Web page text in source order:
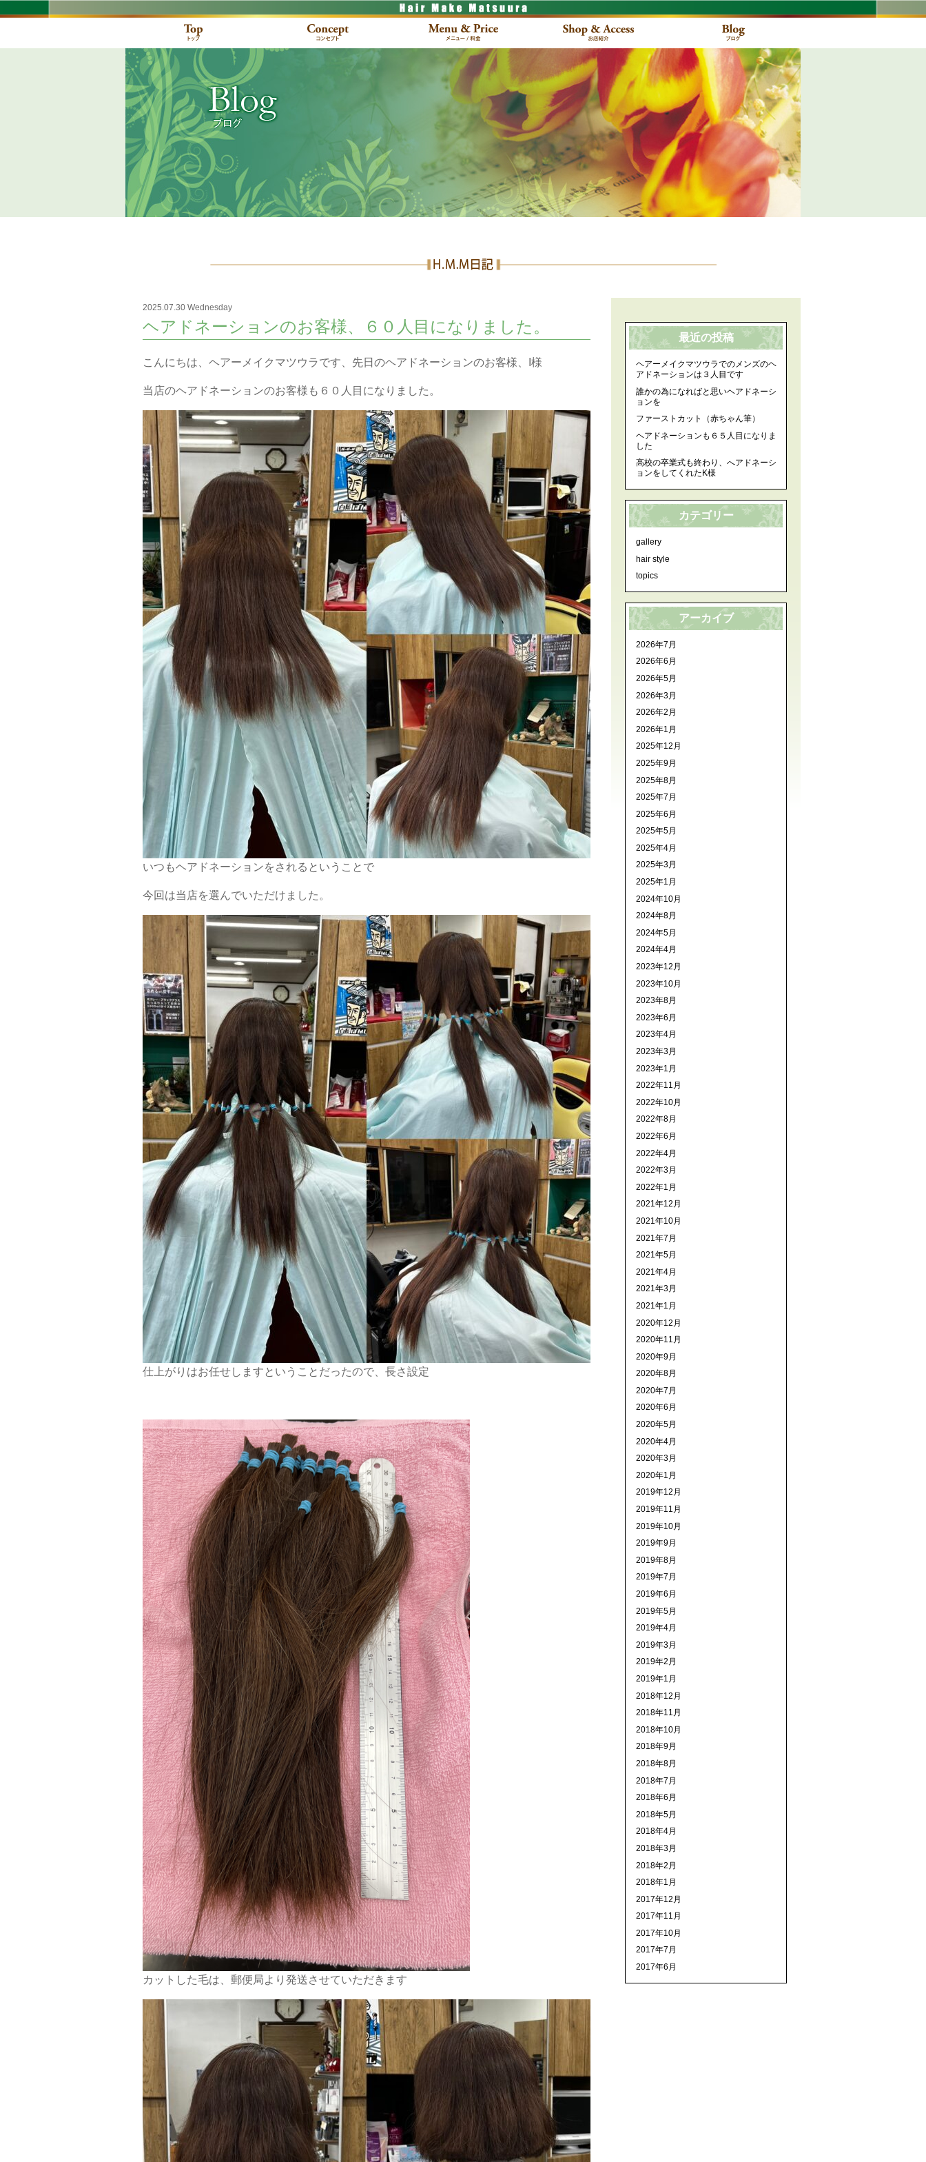
2025.07.30 Wednesday
ヘアドネーションのお客様、６０人目になりました。
こんにちは、ヘアーメイクマツウラです、先日のヘアドネーションのお客様、I様
当店のヘアドネーションのお客様も６０人目になりました。
いつもヘアドネーションをされるということで
今回は当店を選んでいただけました。
仕上がりはお任せしますということだったので、長さ設定
カットした毛は、郵便局より発送させていただきます
最近の投稿
ヘアーメイクマツウラでのメンズのヘ
アドネーションは３人目です
誰かの為になればと思いヘアドネーシ
ョンを
ファーストカット（赤ちゃん筆）
ヘアドネーションも６５人目になりま
した
高校の卒業式も終わり、へアドネーシ
ョンをしてくれたK様
カテゴリー
gallery
hair style
topics
アーカイブ
2026年7月
2026年6月
2026年5月
2026年3月
2026年2月
2026年1月
2025年12月
2025年9月
2025年8月
2025年7月
2025年6月
2025年5月
2025年4月
2025年3月
2025年1月
2024年10月
2024年8月
2024年5月
2024年4月
2023年12月
2023年10月
2023年8月
2023年6月
2023年4月
2023年3月
2023年1月
2022年11月
2022年10月
2022年8月
2022年6月
2022年4月
2022年3月
2022年1月
2021年12月
2021年10月
2021年7月
2021年5月
2021年4月
2021年3月
2021年1月
2020年12月
2020年11月
2020年9月
2020年8月
2020年7月
2020年6月
2020年5月
2020年4月
2020年3月
2020年1月
2019年12月
2019年11月
2019年10月
2019年9月
2019年8月
2019年7月
2019年6月
2019年5月
2019年4月
2019年3月
2019年2月
2019年1月
2018年12月
2018年11月
2018年10月
2018年9月
2018年8月
2018年7月
2018年6月
2018年5月
2018年4月
2018年3月
2018年2月
2018年1月
2017年12月
2017年11月
2017年10月
2017年7月
2017年6月